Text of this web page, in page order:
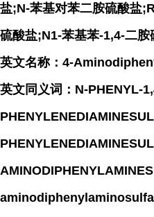
盐;N-苯基对苯二胺硫酸盐
硫酸盐;N1-苯基苯-1,4-二胺
英文名称：4-
英文同义词：N-PHENYL-